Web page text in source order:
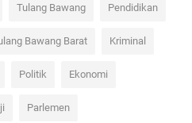
Tulang Bawang Pendidikan
Bawang Barat Kriminal
Politik Ekonomi
Parlemen